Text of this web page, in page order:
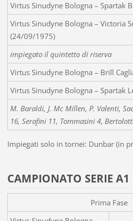
Virtus Sinudyne Bologna – Spartak
Virtus Sinudyne Bologna – Victoria
(24/09/1975)
impiegato il quintetto di riserva
Virtus Sinudyne Bologna – Brill
Virtus Sinudyne Bologna – Spartak
M. Baraldi, J. Mc Millen, P. Valenti,
16, Serafini 11, Tommasini 4,
Impiegati solo in tornei: Dunbar (in
CAMPIONATO SERIE A1
Prima Fase